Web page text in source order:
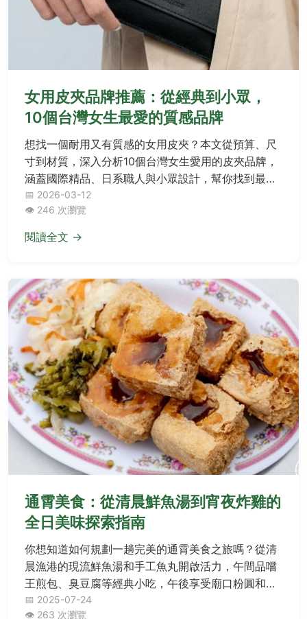
女用皮夾品牌推薦：從經典到小眾，
10個台灣女生最愛的質感品牌
想找一個耐用又有質感的女用皮夾？本文從預算、尺
寸到材質，深入分析10個台灣女生愛用的皮夾品牌，
涵蓋國際精品、日系職人與小眾設計，幫你找到最適
合日常使用的完美皮夾。
📅 2026-03-12
👁️ 246 次瀏覽
閱讀全文 →
通霄美食：從清晨鮮魚湯到宵夜炸雞的
全日美味探索指南
你想知道如何規劃一趟完美的通霄美食之旅嗎？從清
晨漁港的現流鮮魚湯和手工魚丸開啟活力，午間品嚐
王煎包、臭豆腐等經典小吃，午後享受廟口粉圓和鹹
蛋糕的甜蜜時光，晚餐大啖海鮮餐廳與沙茶羊肉，晚
📅 2025-07-24
👁️ 263 次瀏覽